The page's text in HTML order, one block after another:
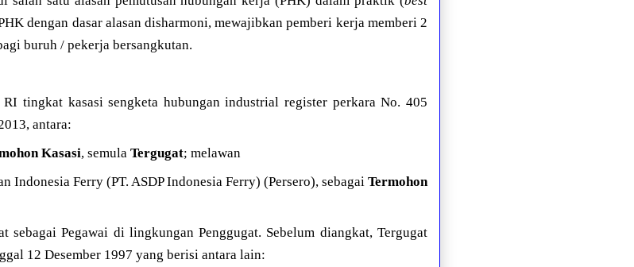
dengan dasar alasan disharmoni, mewajibkan pemberi kerja memberi 2
buruh / pekerja bersangkutan.
tingkat kasasi sengketa hubungan industrial register perkara No. 405
antara:
Kasasi, semula Tergugat; melawan
Indonesia Ferry (PT. ASDP Indonesia Ferry) (Persero), sebagai Termohon
sebagai Pegawai di lingkungan Penggugat. Sebelum diangkat, Tergugat
12 Desember 1997 yang berisi antara lain: